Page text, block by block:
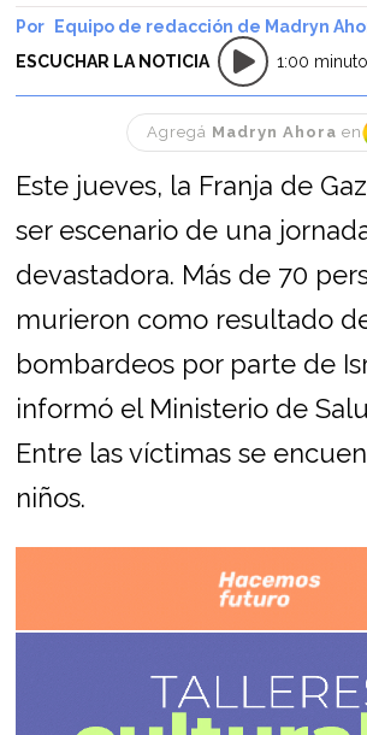
Equipo de redacción de Madryn
ESCUCHAR LA NOTICIA
1:00 minuto
Agregá Madryn Ahora en
Este jueves, la Franja de
ser escenario de una
devastadora. Más de 70
murieron como resultado
bombardeos por parte de
informó el Ministerio de
Entre las víctimas se
niños.